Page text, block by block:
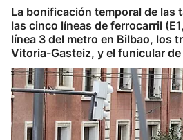
La bonificación temporal de las
las cinco líneas de ferrocarril
línea 3 del metro en Bilbao, los
Vitoria-Gasteiz, y el funicular de